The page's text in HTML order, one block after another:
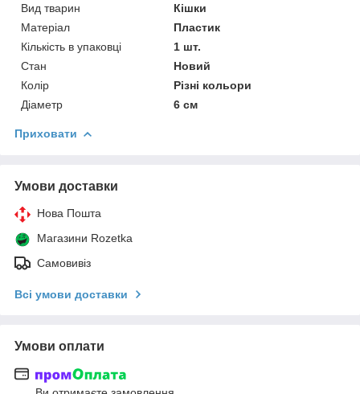
Вид тварин
Кішки
Матеріал
Пластик
Кількість в упаковці
1 шт.
Стан
Новий
Колір
Різні кольори
Діаметр
6 см
Приховати
Умови доставки
Нова Пошта
Магазини Rozetka
Самовивіз
Всі умови доставки
Умови оплати